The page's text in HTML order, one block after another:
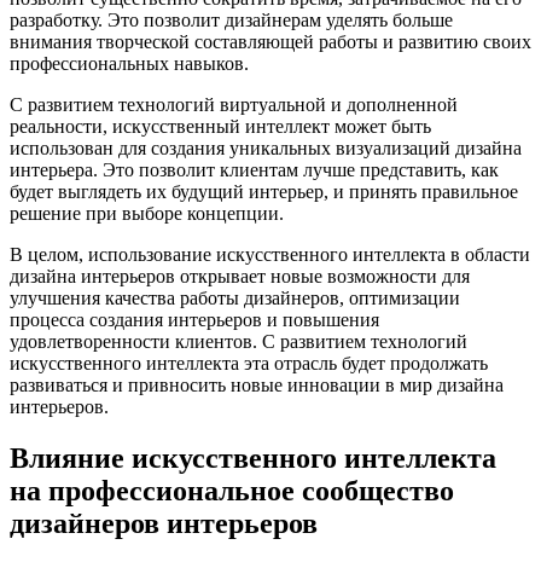
разработку. Это позволит дизайнерам уделять больше
внимания творческой составляющей работы и развитию своих
профессиональных навыков.
С развитием технологий виртуальной и дополненной
реальности, искусственный интеллект может быть
использован для создания уникальных визуализаций дизайна
интерьера. Это позволит клиентам лучше представить, как
будет выглядеть их будущий интерьер, и принять правильное
решение при выборе концепции.
В целом, использование искусственного интеллекта в области
дизайна интерьеров открывает новые возможности для
улучшения качества работы дизайнеров, оптимизации
процесса создания интерьеров и повышения
удовлетворенности клиентов. С развитием технологий
искусственного интеллекта эта отрасль будет продолжать
развиваться и привносить новые инновации в мир дизайна
интерьеров.
Влияние искусственного интеллекта
на профессиональное сообщество
дизайнеров интерьеров